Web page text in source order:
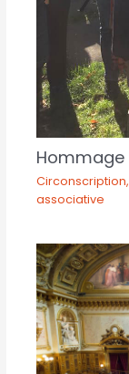
Hommage
Circonscription
associative